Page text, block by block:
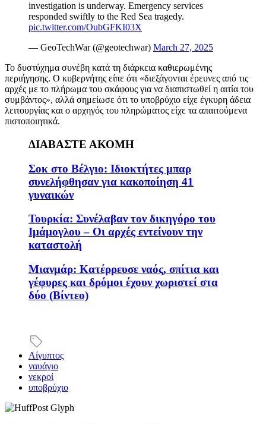
investigation is underway. Emergency services
responded swiftly to the Red Sea tragedy.
pic.twitter.com/OubGFKI03X
— GeoTechWar (@geotechwar) March 27, 2025
Το δυστύχημα συνέβη κατά τη διάρκεια καθιερωμένης
περιήγησης. Ο κυβερνήτης είπε ότι «διεξάγονται έρευνες από τις
αρχές με το πλήρωμα του σκάφους για να διαπιστωθεί η αιτία του
συμβάντος», αλλά σημείωσε ότι το υποβρύχιο είχε έγκυρη άδεια
λειτουργίας και ο αρχηγός του πληρώματος είχε τα απαιτούμενα
πιστοποιητικά.
ΔΙΑΒΑΣΤΕ ΑΚΟΜΗ
Σοκ στο Βέλγιο: Ιδιοκτήτες μπαρ
συνελήφθησαν για κακοποίηση 41
γυναικών
Τουρκία: Συνέλαβαν τον δικηγόρο του
Ιμάμογλου – Οι αρχές εντείνουν την
καταστολή
Μιανμάρ: Κατέρρευσε ναός, σπίτια και
γέφυρες και δρόμοι έχουν χωριστεί στα
δύο (Βίντεο)
Αίγυπτος
ναυάγιο
νεκροί
υποβρύχιο